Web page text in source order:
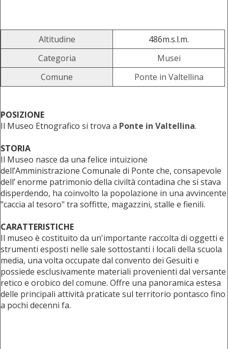
Altitudine
486m.s.l.m.
Categoria
Musei
Comune
Ponte in Valtellina
POSIZIONE
Il Museo Etnografico si trova a Ponte in Valtellina.
STORIA
Il Museo nasce da una felice intuizione
dell’Amministrazione Comunale di Ponte che, consapevole
dell’ enorme patrimonio della civiltà contadina che si stava
disperdendo, ha coinvolto la popolazione in una avvincente
"caccia al tesoro" tra soffitte, magazzini, stalle e fienili.
CARATTERISTICHE
Il museo è costituito da un'importante raccolta di oggetti e
strumenti esposti nelle sale sottostanti i locali della scuola
media, una volta occupate dal convento dei Gesuiti e
possiede esclusivamente materiali provenienti dal versante
retico e orobico del comune. Offre una panoramica estesa
delle principali attività praticate sul territorio pontasco fino
a pochi decenni fa.